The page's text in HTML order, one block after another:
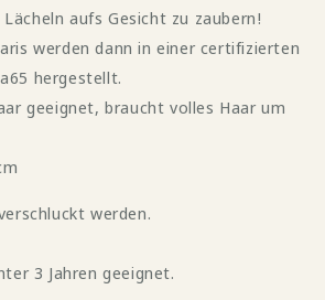
aufs Gesicht zu zaubern!
werden dann in einer certifizierten
hergestellt.
geeignet, braucht volles Haar um
werden.
3 Jahren geeignet.